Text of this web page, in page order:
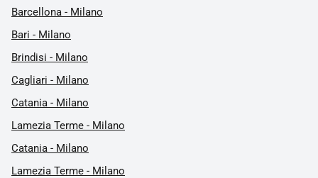
Barcellona - Milano
Bari - Milano
Brindisi - Milano
Cagliari - Milano
Catania - Milano
Lamezia Terme - Milano
Catania - Milano
Lamezia Terme - Milano